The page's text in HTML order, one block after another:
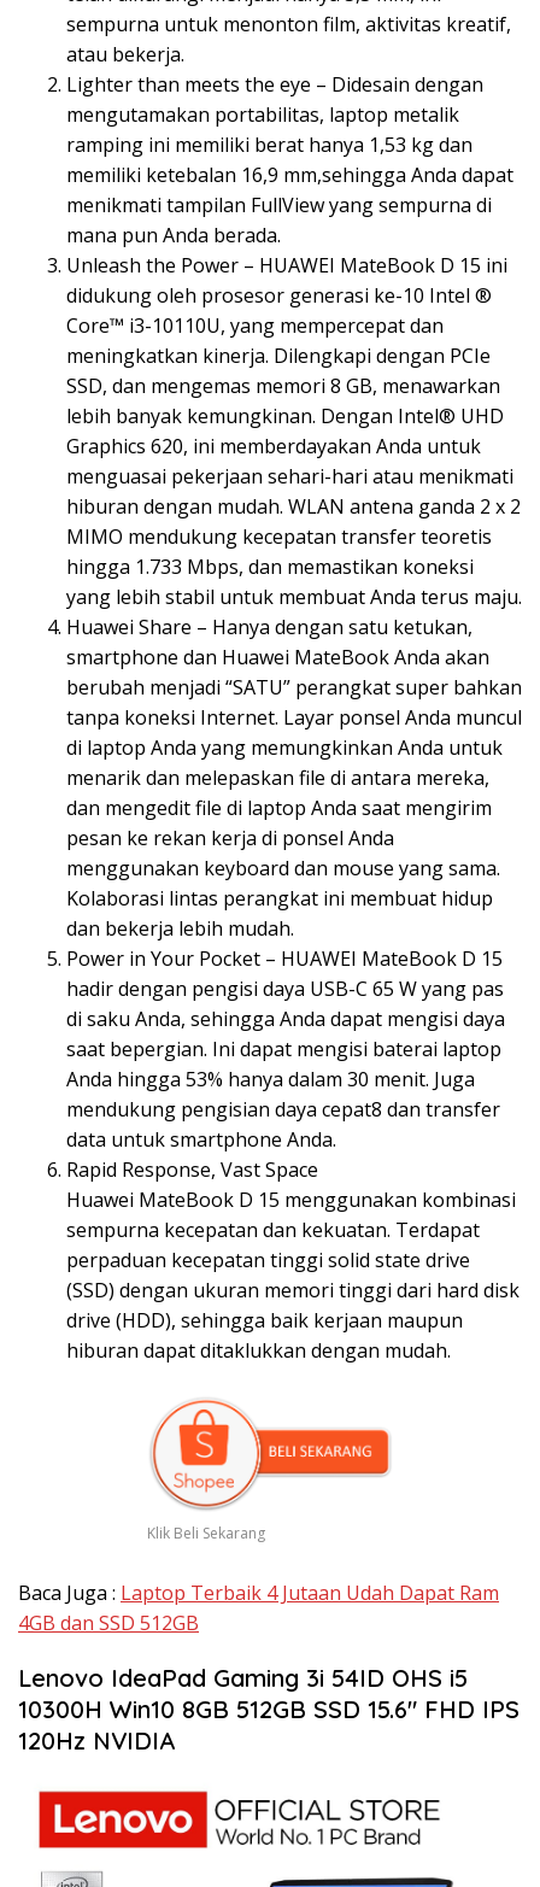
sempurna untuk menonton film, aktivitas kreatif,
atau bekerja.
Lighter than meets the eye – Didesain dengan
mengutamakan portabilitas, laptop metalik
ramping ini memiliki berat hanya 1,53 kg dan
memiliki ketebalan 16,9 mm,sehingga Anda dapat
menikmati tampilan FullView yang sempurna di
mana pun Anda berada.
Unleash the Power – HUAWEI MateBook D 15 ini
didukung oleh prosesor generasi ke-10 Intel ®
Core™ i3-10110U, yang mempercepat dan
meningkatkan kinerja. Dilengkapi dengan PCIe
SSD, dan mengemas memori 8 GB, menawarkan
lebih banyak kemungkinan. Dengan Intel® UHD
Graphics 620, ini memberdayakan Anda untuk
menguasai pekerjaan sehari-hari atau menikmati
hiburan dengan mudah. WLAN antena ganda 2 x 2
MIMO mendukung kecepatan transfer teoretis
hingga 1.733 Mbps, dan memastikan koneksi
yang lebih stabil untuk membuat Anda terus maju.
Huawei Share – Hanya dengan satu ketukan,
smartphone dan Huawei MateBook Anda akan
berubah menjadi “SATU” perangkat super bahkan
tanpa koneksi Internet. Layar ponsel Anda muncul
di laptop Anda yang memungkinkan Anda untuk
menarik dan melepaskan file di antara mereka,
dan mengedit file di laptop Anda saat mengirim
pesan ke rekan kerja di ponsel Anda
menggunakan keyboard dan mouse yang sama.
Kolaborasi lintas perangkat ini membuat hidup
dan bekerja lebih mudah.
Power in Your Pocket – HUAWEI MateBook D 15
hadir dengan pengisi daya USB-C 65 W yang pas
di saku Anda, sehingga Anda dapat mengisi daya
saat bepergian. Ini dapat mengisi baterai laptop
Anda hingga 53% hanya dalam 30 menit. Juga
mendukung pengisian daya cepat8 dan transfer
data untuk smartphone Anda.
Rapid Response, Vast Space
Huawei MateBook D 15 menggunakan kombinasi
sempurna kecepatan dan kekuatan. Terdapat
perpaduan kecepatan tinggi solid state drive
(SSD) dengan ukuran memori tinggi dari hard disk
drive (HDD), sehingga baik kerjaan maupun
hiburan dapat ditaklukkan dengan mudah.
Klik Beli Sekarang
Baca Juga : Laptop Terbaik 4 Jutaan Udah Dapat Ram
4GB dan SSD 512GB
Lenovo IdeaPad Gaming 3i 54ID OHS i5
10300H Win10 8GB 512GB SSD 15.6″ FHD IPS
120Hz NVIDIA